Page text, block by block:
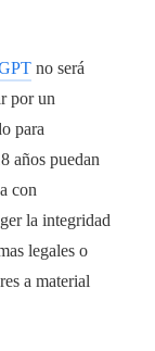
no será
por un
para
años puedan
con
la integridad
legales o
a material